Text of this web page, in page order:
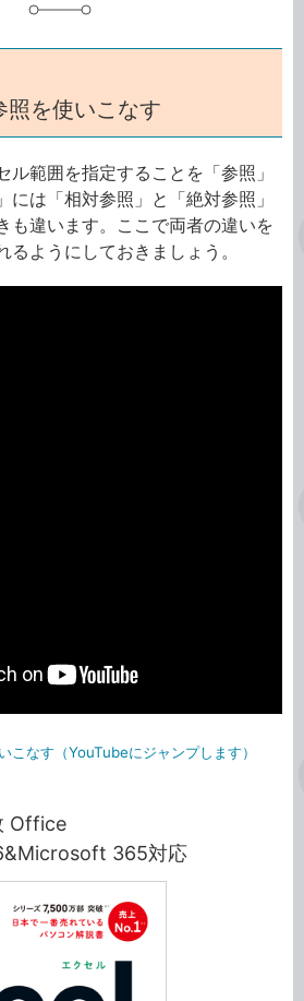
を使いこなす
ル範囲を指定することを「参照」
には「相対参照」と「絶対参照」
も違います。ここで両者の違いを
ようにしておきましょう。
こなす（YouTubeにジャンプします）
Office
365対応